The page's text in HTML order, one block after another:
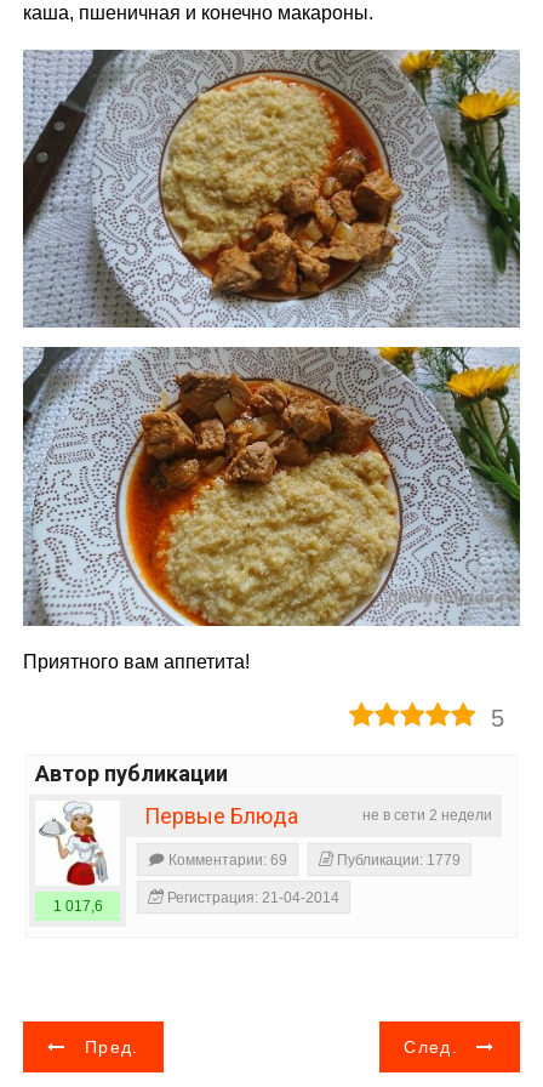
каша, пшеничная и конечно макароны.
Приятного вам аппетита!
5
Автор публикации
не в сети 2 недели
Первые Блюда
1 017,6
Комментарии: 69 Публикации: 1779
Регистрация: 21-04-2014
Н
Пред. След.